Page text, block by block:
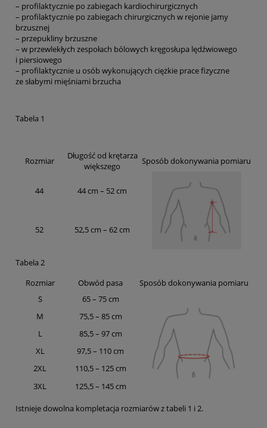
– profilaktycznie po zabiegach kardiochirurgicznych
– profilaktycznie po zabiegach chirurgicznych w rejonie jamy
brzusznej
– przepukliny brzuszne
– w przewlekłych zespołach bólowych kręgosłupa lędźwiowego
i piersiowego
– profilaktycznie u osób wykonujących ciężkie prace fizyczne
ze słabymi mięśniami brzucha
Tabela 1
Rozmiar
Długość od krętarza
większego
Sposób dokonywania pomiaru
44 44 cm – 52 cm
52 52,5 cm – 62 cm
Tabela 2
Rozmiar
Obwód pasa
Sposób dokonywania pomiaru
S
65 – 75 cm
M
75,5 – 85 cm
L
85,5 – 97 cm
XL
97,5 – 110 cm
2XL
110,5 – 125 cm
3XL
125,5 – 145 cm
Istnieje dowolna kompletacja rozmiarów z tabeli 1 i 2.